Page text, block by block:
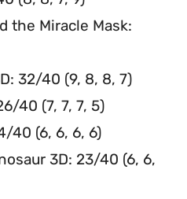
the Miracle Mask:
32/40 (9, 8, 8, 7)
40 (7, 7, 7, 5)
40 (6, 6, 6, 6)
3D: 23/40 (6, 6,